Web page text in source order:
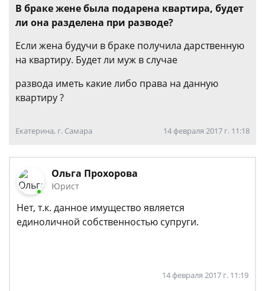
В браке жене была подарена квартира, будет
ли она разделена при разводе?
Если жена будучи в браке получила дарственную
на квартиру. Будет ли муж в случае
развода иметь какие либо права на данную
квартиру ?
Екатерина, г. Самара 14 февраля 2017 г. 11:18
Ольга Прохорова
Юрист
Нет, т.к. данное имущество является
единоличной собственностью супруги.
14 февраля 2017 г. 11:19